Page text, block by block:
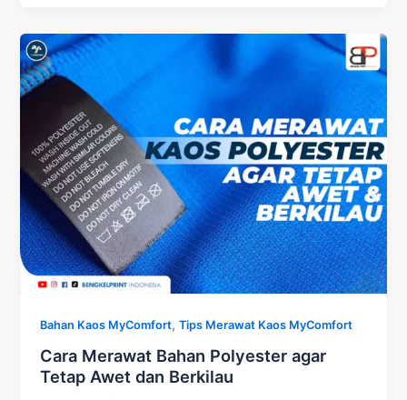
Bahan Kaos MyComfort,Tips Merawat Kaos MyComfort
Cara Merawat Bahan Polyester agar
Tetap Awet dan Berkilau
Cara
Merawat
Bahan
Polyester
agar
Tetap
Awet
dan
Berkilau